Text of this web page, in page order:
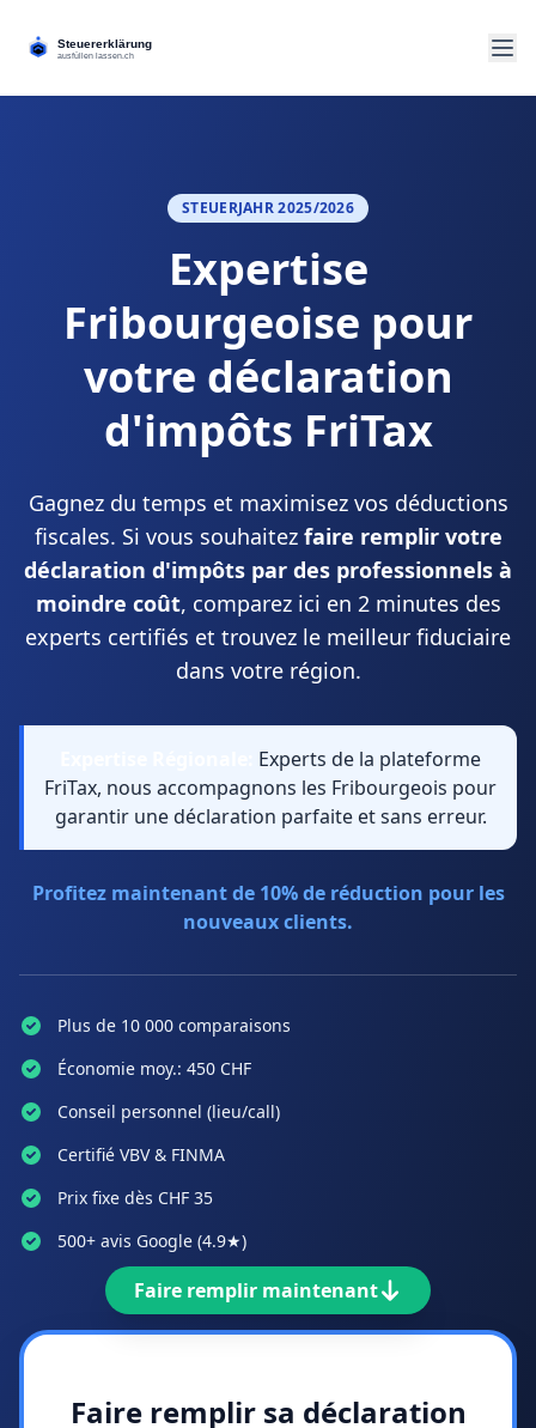
STEUERJAHR 2025/2026
Expertise
Fribourgeoise pour
votre déclaration
d'impôts FriTax
Gagnez du temps et maximisez vos déductions
fiscales. Si vous souhaitez faire remplir votre
déclaration d'impôts par des professionnels à
moindre coût, comparez ici en 2 minutes des
experts certifiés et trouvez le meilleur fiduciaire
dans votre région.
Experts de la plateforme
FriTax, nous accompagnons les Fribourgeois pour
garantir une déclaration parfaite et sans erreur.
Profitez maintenant de 10% de réduction pour les
nouveaux clients.
Plus de 10 000 comparaisons
Économie moy.: 450 CHF
Conseil personnel (lieu/call)
Certifié VBV & FINMA
Prix fixe dès CHF 35
500+ avis Google (4.9★)
Faire remplir maintenant
Faire remplir sa déclaration